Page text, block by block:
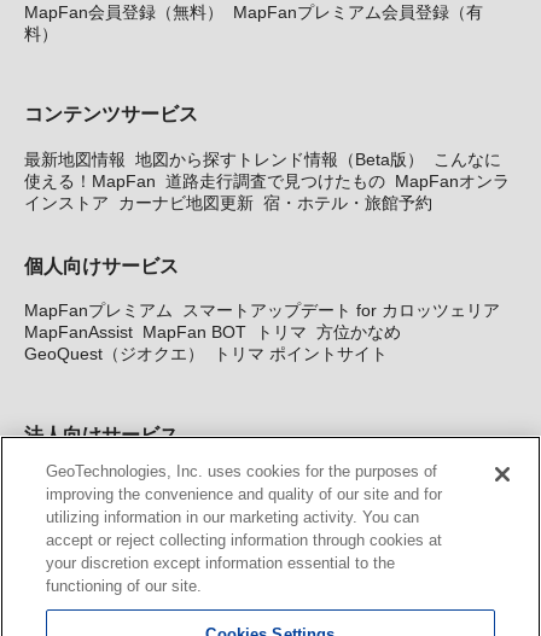
MapFan会員登録（無料）
MapFanプレミアム会員登録（有
料）
コンテンツサービス
最新地図情報 地図から探すトレンド情報（Beta版）
こんなに
使える！MapFan 道路走行調査で見つけたもの MapFanオンラ
インストア
カーナビ地図更新 宿・ホテル・旅館予約
個人向けサービス
MapFanプレミアム
スマートアップデート for カロッツェリア
MapFanAssist MapFan BOT トリマ 方位かなめ
GeoQuest（ジオクエ）
トリマ ポイントサイト
法人向けサービス
法人向け地図・位置情報サービス WEBサイト・システム向け地
図API Windows PC向け地図開発キット MapFan DB 住所確認
サービス
MAP WORLD+ トリマ広告 Geo-Research
カーナビ地図更新サービス
GeoTechnologies, Inc. uses cookies for the purposes of
improving the convenience and quality of our site and for
utilizing information in our marketing activity. You can
accept or reject collecting information through cookies at
your discretion except information essential to the
functioning of our site.